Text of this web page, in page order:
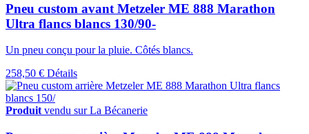
Pneu custom avant Metzeler ME 888 Marathon
Ultra flancs blancs 130/90-
Un pneu conçu pour la pluie. Côtés blancs.
258,50 € Détails
Produitvendu sur La Bécanerie